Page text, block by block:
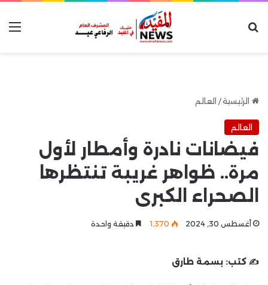
الرئيسية/ العالم
العالم
فيضانات نادرة وأمطار لأول
مرة.. ظواهر غريبة تنتظرها
الصحراء الكبرى
أغسطس 30, 2024 1٬370 دقيقة واحدة
✍️ كتب: بسمة طارق